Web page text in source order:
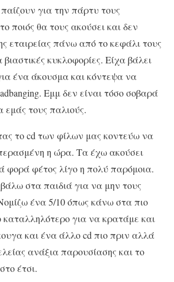
για την πάρτυ τους
ποιός θα τους ακούσει και δεν
εταιρείας πάνω από το κεφάλι τους
κυκλοφορίες. Είχα βάλει
ένα άκουσμα και κόντεψα να
Εμμ δεν είναι τόσο σοβαρά
τους παλιούς.
το cd των φίλων μας κοντεύω να
η ώρα. Τα έχω ακούσει
φορά φέτος λίγο η πολύ παρόμοια.
στα παιδιά για να μην τους
ένα 5/10 όπως κάνω στα πιο
καταλληλότερο για να κρατάμε και
και ένα άλλο cd πιο πριν αλλά
ανάξια παρουσίασης και το
έτσι.